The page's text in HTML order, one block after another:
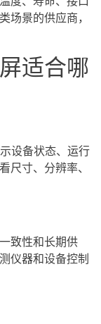
场景的供应商，
适合哪
设备状态、运行
尺寸、分辨率、
致性和长期供
仪器和设备控制